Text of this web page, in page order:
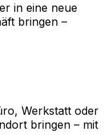
in eine neue
bringen –
Werkstatt oder
bringen – mit